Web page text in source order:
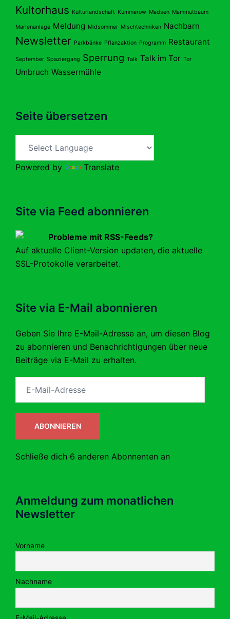
Kultorhaus Kulturlandschaft Kummerow Madsen Mammutbaum
Marienanlage Meldung Midsommer Mischtechniken Nachbarn
Newsletter Parkbänke Pflanzaktion Programm Restaurant
September Spaziergang Sperrung Talk Talk im Tor Tor
Umbruch Wassermühle
Seite übersetzen
Powered by Translate
Site via Feed abonnieren
Probleme mit RSS-Feeds?
Auf aktuelle Client-Version updaten, die aktuelle
SSL-Protokolle verarbeitet.
Site via E-Mail abonnieren
Geben Sie Ihre E-Mail-Adresse an, um diesen Blog
zu abonnieren und Benachrichtigungen über neue
Beiträge via E-Mail zu erhalten.
Mail-
ABONNIEREN
Schließe dich 6 anderen Abonnenten an
Anmeldung zum monatlichen
Newsletter
Vorname
Nachname